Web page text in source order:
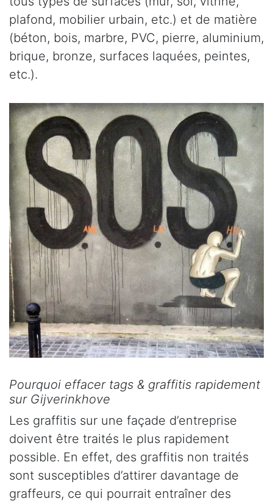
plafond, mobilier urbain, etc.) et de matière
(béton, bois, marbre, PVC, pierre, aluminium,
brique, bronze, surfaces laquées, peintes,
etc.).
Pourquoi effacer tags & graffitis rapidement
sur Gijverinkhove
Les graffitis sur une façade d’entreprise
doivent être traités le plus rapidement
possible. En effet, des graffitis non traités
sont susceptibles d’attirer davantage de
graffeurs, ce qui pourrait entraîner des